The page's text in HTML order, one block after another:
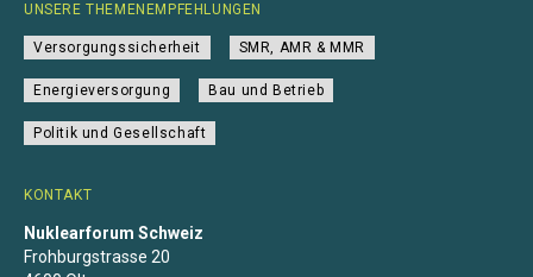
KONTAKT
Nuklearforum Schweiz
Frohburgstrasse 20
UNSERE THEMENEMPFEHLUNGEN
Versorgungssicherheit SMR, AMR & MMR
Energieversorgung Bau und Betrieb
Politik und Gesellschaft